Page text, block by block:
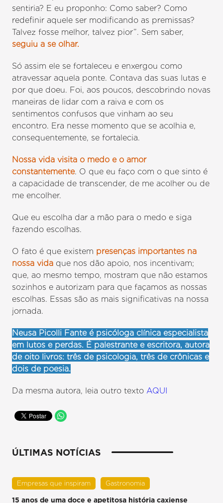
sentiria? E eu proponho: Como saber? Como
redefinir aquele ser modificando as premissas?
Talvez fosse melhor, talvez pior”. Sem saber,
seguiu a se olhar.
Só assim ele se fortaleceu e enxergou como
atravessar aquela ponte. Contava das suas lutas e
por que doeu. Foi, aos poucos, descobrindo novas
maneiras de lidar com a raiva e com os
sentimentos confusos que vinham ao seu
encontro. Era nesse momento que se acolhia e,
consequentemente, se fortalecia.
Nossa vida visita o medo e o amor
constantemente. O que eu faço com o que sinto é
a capacidade de transcender, de me acolher ou de
me encolher.
Que eu escolha dar a mão para o medo e siga
fazendo escolhas.
O fato é que existem presenças importantes na
nossa vida que nos dão apoio, nos incentivam;
que, ao mesmo tempo, mostram que não estamos
sozinhos e autorizam para que façamos as nossas
escolhas. Essas são as mais significativas na nossa
jornada.
Neusa Picolli Fante é psicóloga clínica especialista
em lutos e perdas. É palestrante e escritora, autora
de oito livros: três de psicologia, três de crônicas e
dois de poesia.
Da mesma autora, leia outro texto AQUI
ÚLTIMAS NOTÍCIAS
Empresas que inspiram Gastronomia
15 anos de uma doce e apetitosa história caxiense